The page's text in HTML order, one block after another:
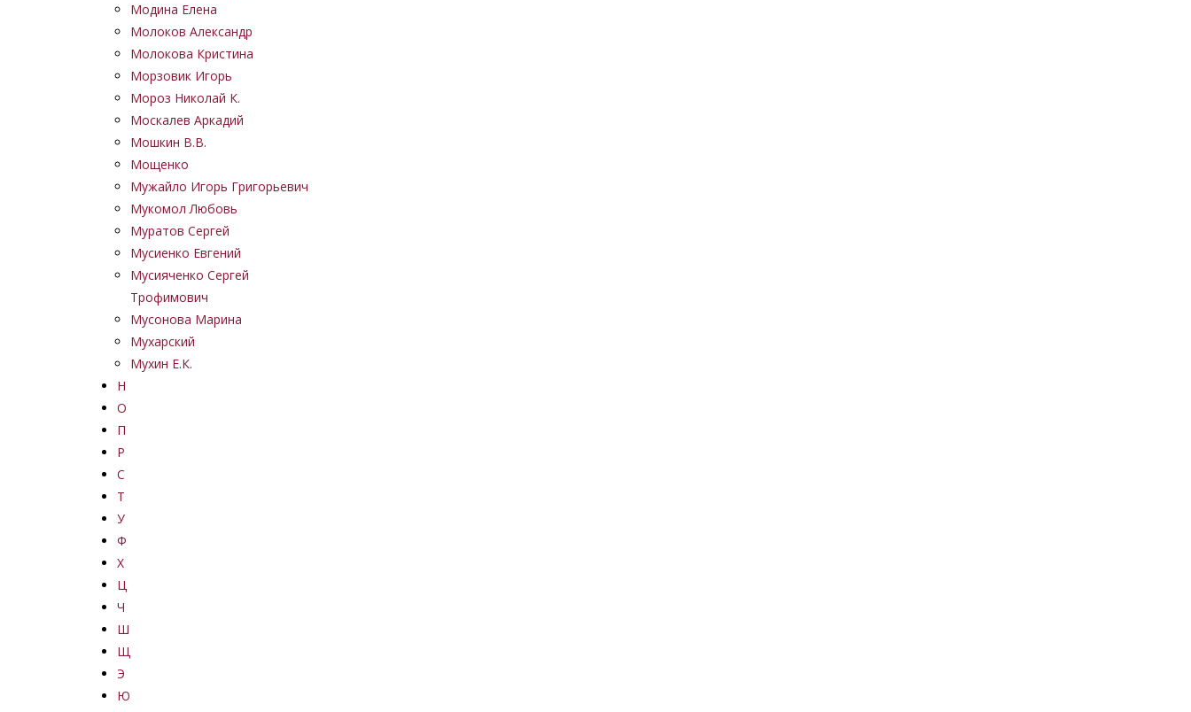
Модина Елена
Молоков Александр
Молокова Кристина
Морзовик Игорь
Мороз Николай К.
Москалев Аркадий
Мошкин В.В.
Мощенко
Мужайло Игорь Григорьевич
Мукомол Любовь
Муратов Сергей
Мусиенко Евгений
Мусияченко Сергей
Трофимович
Мусонова Марина
Мухарский
Мухин Е.К.
Н
О
П
Р
С
Т
У
Ф
Х
Ц
Ч
Ш
Щ
Э
Ю